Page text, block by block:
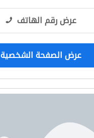
عرض رقم الهاتف
عرض الصفحة الشخصية